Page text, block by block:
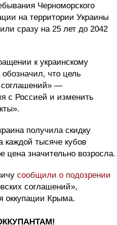
Черноморского
на территории Украины
сразу на 25 лет до 2042
к украинскому
обозначил, что цель
соглашений» —
с Россией и изменить
получила скидку
каждой тысяче кубов
цена значительно возросла.
сообщили о подозрении
соглашений»,
оккупации Крыма.